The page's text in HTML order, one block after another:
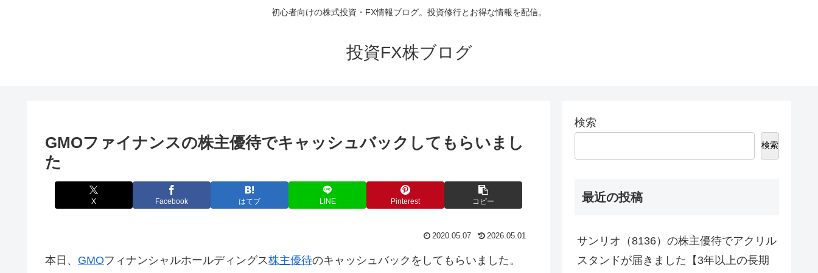
初心者向けの株式投資・FX情報ブログ。投資修行とお得な情報を配信。
投資FX株ブログ
GMOファイナンスの株主優待でキャッシュバックしてもらいまし
た
X Facebook はてブ LINE Pinterest コピー
2020.05.07 2026.05.01
本日、 GMOフィナンシャルホールディングス株主優待のキャッシュバックをしてもらいました。
検索
検索
最近の投稿
サンリオ（8136）の株主優待でアクリル
スタンドが届きました【3年以上の長期